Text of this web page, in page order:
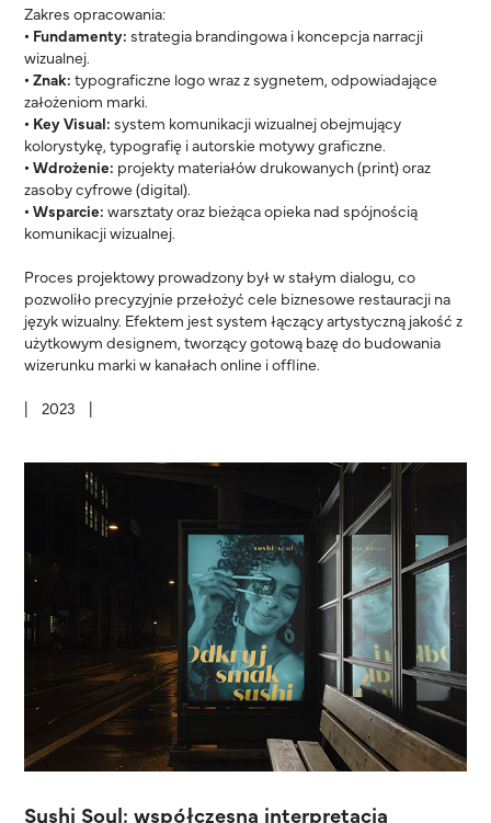
Zakres opracowania:
• Fundamenty: strategia brandingowa i koncepcja narracji
wizualnej.
• Znak: typograficzne logo wraz z sygnetem, odpowiadające
założeniom marki.
• Key Visual: system komunikacji wizualnej obejmujący
kolorystykę, typografię i autorskie motywy graficzne.
• Wdrożenie: projekty materiałów drukowanych (print) oraz
zasoby cyfrowe (digital).
• Wsparcie: warsztaty oraz bieżąca opieka nad spójnością
komunikacji wizualnej.
Proces projektowy prowadzony był w stałym dialogu, co
pozwoliło precyzyjnie przełożyć cele biznesowe restauracji na
język wizualny. Efektem jest system łączący artystyczną jakość z
użytkowym designem, tworzący gotową bazę do budowania
wizerunku marki w kanałach online i offline.
| 2023 |
Sushi Soul: współczesna interpretacja